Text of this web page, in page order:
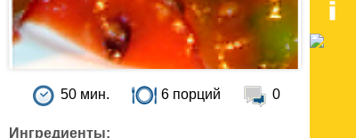
50 мин. 6 порций 0
Ингредиенты: